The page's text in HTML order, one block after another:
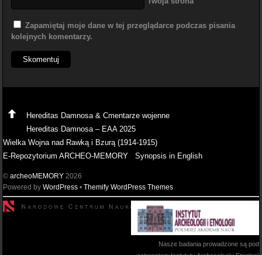
Zapamiętaj moje dane w tej przeglądarce podczas pisania
kolejnych komentarzy.
Hereditas Damnosa & Cmentarze wojenne
Hereditas Damnosa – EAA 2025
Wielka Wojna nad Rawką i Bzurą (1914-1915)
E-Repozytorium ARCHEO-MEMORY
Synopsis in English
©archeoMEMORY 2026
Powered byWordPress •Themify WordPress Themes
Nasze badania prowadzone są pod